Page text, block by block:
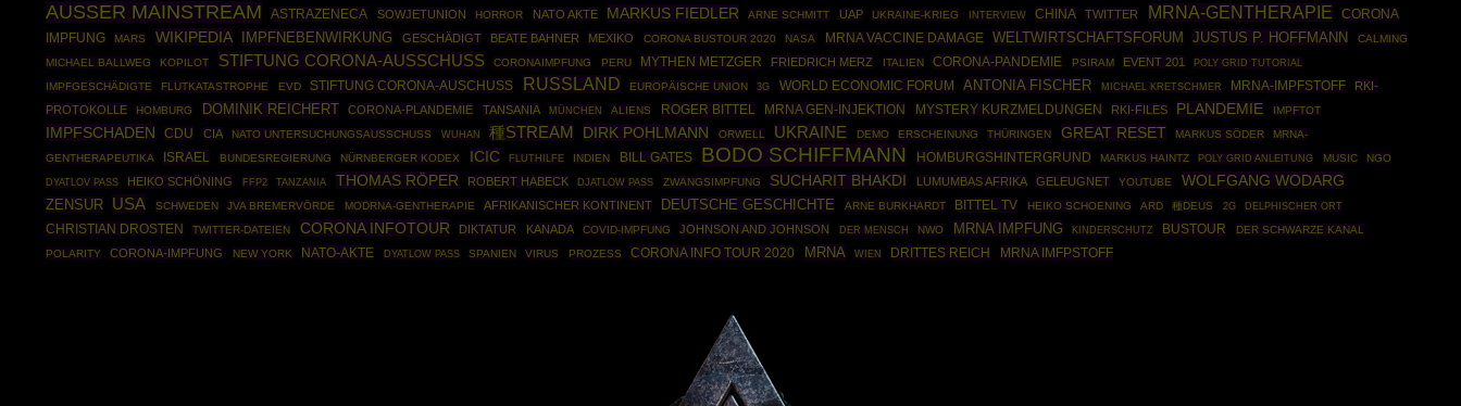
AUSSER MAINSTREAM
ASTRAZENECA SOWJETUNION HORROR NATO AKTE MARKUS FIEDLER ARNE SCHMITT UAP UKRAINE-KRIEG INTERVIEW CHINA TWITTER MRNA-GENTHERAPIE
CORONA
IMPFUNG
MARS WIKIPEDIA IMPFNEBENWIRKUNG GESCHÄDIGT BEATE BAHNER MEXIKO CORONA BUSTOUR 2020 NASA MRNA VACCINE DAMAGE WELTWIRTSCHAFTSFORUM JUSTUS P. HOFFMANN
CALMING
MICHAEL BALLWEG
KOPILOT STIFTUNG CORONA-AUSSCHUSS CORONAIMPFUNG PERU MYTHEN METZGER FRIEDRICH MERZ ITALIEN CORONA-PANDEMIE PSIRAM EVENT 201
POLY GRID TUTORIAL
IMPFGESCHÄDIGTE
FLUTKATASTROPHE EVD STIFTUNG CORONA-AUSCHUSS RUSSLAND EUROPÄISCHE UNION 3G WORLD ECONOMIC FORUM ANTONIA FISCHER MICHAEL KRETSCHMER MRNA-IMPFSTOFF
RKI-
PROTOKOLLE
HOMBURG DOMINIK REICHERT CORONA-PLANDEMIE TANSANIA MÜNCHEN ALIENS ROGER BITTEL MRNA GEN-INJEKTION MYSTERY KURZMELDUNGEN RKI-FILES PLANDEMIE IMPFTOT
IMPFSCHADEN CDU CIA NATO UNTERSUCHUNGSAUSSCHUSS WUHAN 種STREAM DIRK POHLMANN ORWELL UKRAINE DEMO ERSCHEINUNG THÜRINGEN GREAT RESET MARKUS SÖDER
MRNA-
GENTHERAPEUTIKA
ISRAEL BUNDESREGIERUNG NÜRNBERGER KODEX ICIC FLUTHILFE INDIEN BILL GATES BODO SCHIFFMANN HOMBURGSHINTERGRUND MARKUS HAINTZ POLY GRID ANLEITUNG MUSIC NGO
DYATLOV PASS HEIKO SCHÖNING FFP2 TANZANIA THOMAS RÖPER ROBERT HABECK DJATLOW PASS ZWANGSIMPFUNG SUCHARIT BHAKDI LUMUMBAS AFRIKA GELEUGNET YOUTUBE WOLFGANG WODARG
ZENSUR USA SCHWEDEN JVA BREMERVÖRDE MODRNA-GENTHERAPIE AFRIKANISCHER KONTINENT DEUTSCHE GESCHICHTE ARNE BURKHARDT BITTEL TV HEIKO SCHOENING ARD 種DEUS 2G DELPHISCHER ORT
CHRISTIAN DROSTEN TWITTER-DATEIEN CORONA INFOTOUR DIKTATUR KANADA COVID-IMPFUNG JOHNSON AND JOHNSON DER MENSCH NWO MRNA IMPFUNG KINDERSCHUTZ BUSTOUR
DER SCHWARZE KANAL
POLARITY
CORONA-IMPFUNG NEW YORK NATO-AKTE DYATLOW PASS SPANIEN VIRUS PROZESS CORONA INFO TOUR 2020 MRNA WIEN DRITTES REICH MRNA IMFPSTOFF